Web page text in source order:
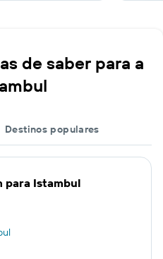
de saber para a
Destinos populares
para Istambul